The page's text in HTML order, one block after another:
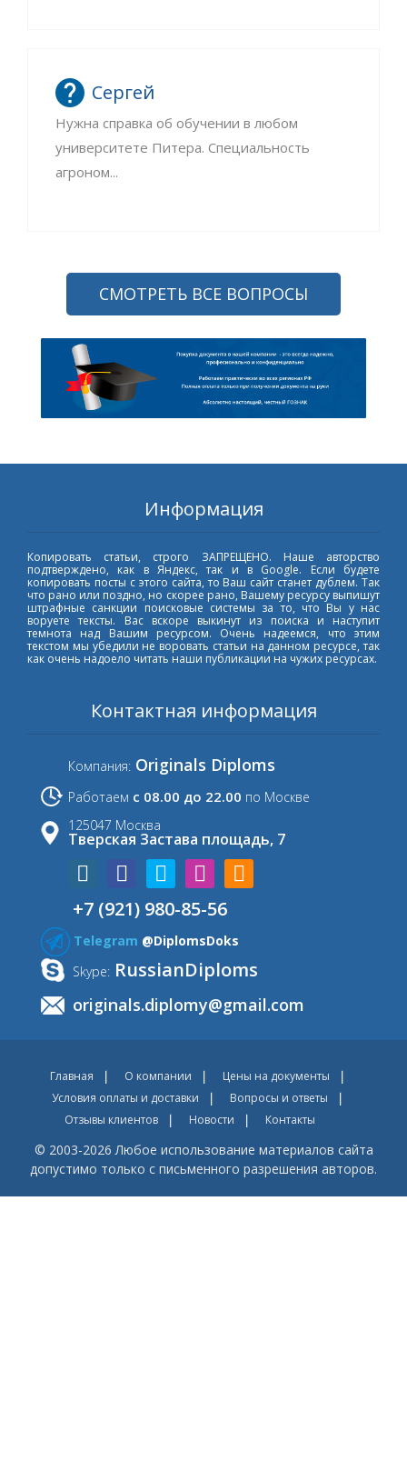
Сергей
Нужна справка об обучении в любом
университете Питера. Специальность
агроном...
СМОТРЕТЬ ВСЕ ВОПРОСЫ
Информация
Копировать статьи, строго ЗАПРЕЩЕНО. Наше авторство
подтверждено, как в Яндекс, так и в Google. Если будете
копировать посты с этого сайта, то Ваш сайт станет дублем. Так
что рано или поздно, но скорее рано, Вашему ресурсу выпишут
штрафные санкции поисковые системы за то, что Вы у нас
воруете тексты. Вас вскоре выкинут из поиска и наступит
темнота над Вашим ресурсом. Очень надеемся, что этим
текстом мы убедили не воровать статьи на данном ресурсе, так
как очень надоело читать наши публикации на чужих ресурсах.
Контактная информация
Компания: Originals Diploms
Работаем с 08.00 до 22.00 по Москве
125047 Москва
Тверская Застава площадь, 7
+7 (921) 980-85-56
Telegram @DiplomsDoks
Skype: RussianDiploms
originals.diplomy@gmail.com
Главная О компании
Цены на документы
Условия оплаты и доставки
Вопросы и ответы
Отзывы клиентов
Новости Контакты
© 2003-2026 Любое использование материалов сайта
допустимо только с письменного разрешения авторов.